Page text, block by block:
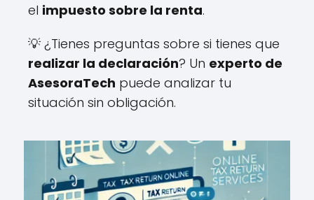
el impuesto sobre la renta.
💡 ¿Tienes preguntas sobre si tienes que
realizar la declaración? Un experto de
AsesoraTech puede analizar tu
situación sin obligación.